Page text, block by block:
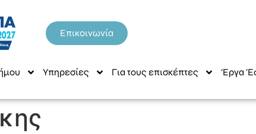
Επικοινωνία
Υπηρεσίες Για τους επισκέπτες Έργα